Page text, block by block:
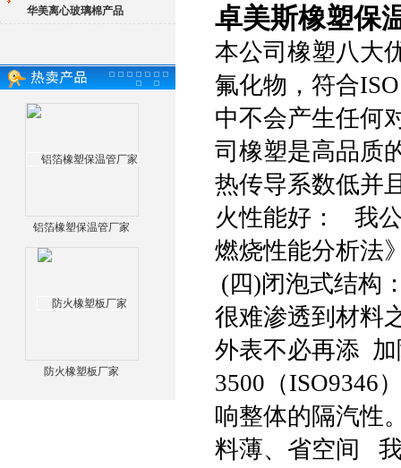
华美离心玻璃棉产品
铝箔橡塑保温管厂家
防火橡塑板厂家
卓美斯橡塑保
本公司橡塑八大
氟化物，符合
中不会产生任何
司橡塑是高品质
热传导系数低并
火性能好： 我
燃烧性能分析法
(四)闭泡式结构
很难渗透到材料
外表不必再添
3500（ISO9346
响整体的隔汽性
料薄、省空间